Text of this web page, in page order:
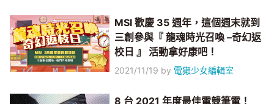
MSI 歡慶 35 週年，這個週末就到
三創參與『 龍魂時光召喚 –奇幻返
校日 』 活動拿好康吧！
2021/11/19 by 電獺少女編輯室
8 台 2021 年度最佳電競筆電！